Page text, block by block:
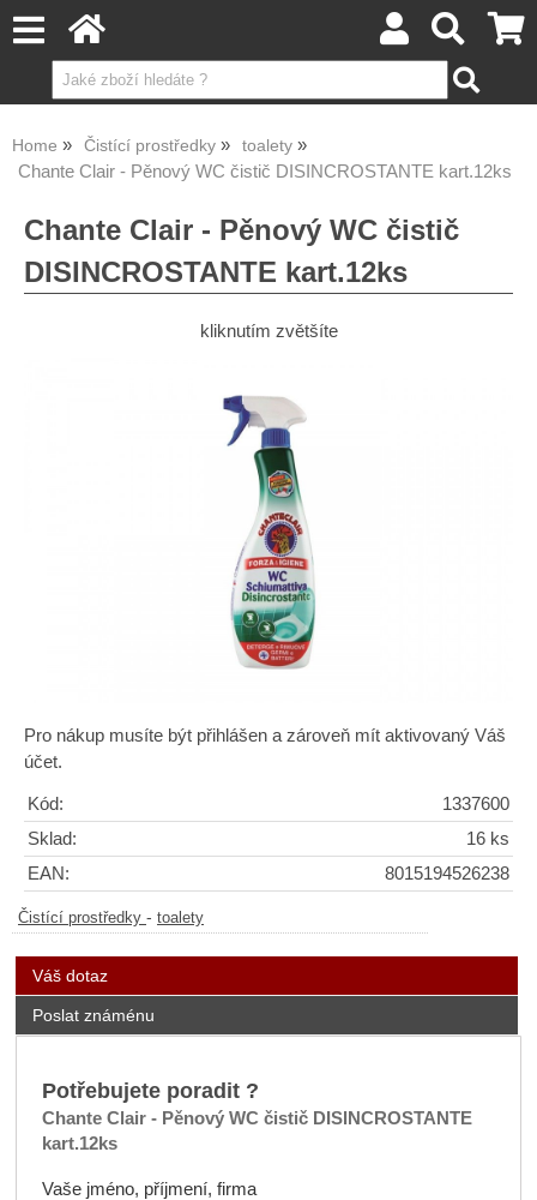
Home Čistící prostředky toalety
Chante Clair - Pěnový WC čistič DISINCROSTANTE kart.12ks
Chante Clair - Pěnový WC čistič
DISINCROSTANTE kart.12ks
kliknutím zvětšíte
Pro nákup musíte být přihlášen a zároveň mít aktivovaný Váš
účet.
Kód:
1337600
Sklad:
16 ks
EAN:
8015194526238
Čistící prostředky - toalety
Váš dotaz
Poslat známénu
Potřebujete poradit ?
Chante Clair - Pěnový WC čistič DISINCROSTANTE
kart.12ks
Vaše jméno, příjmení, firma